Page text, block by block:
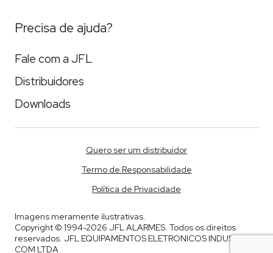
Precisa de ajuda?
Fale com a JFL
Distribuidores
Downloads
Quero ser um distribuidor
Termo de Responsabilidade
Política de Privacidade
Imagens meramente ilustrativas.
Copyright © 1994-2026 JFL ALARMES. Todos os direitos
reservados. JFL EQUIPAMENTOS ELETRONICOS INDUSTRIA E
COM LTDA